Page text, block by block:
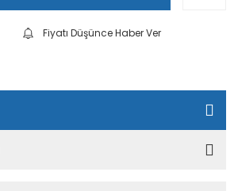
Fiyatı Düşünce Haber Ver